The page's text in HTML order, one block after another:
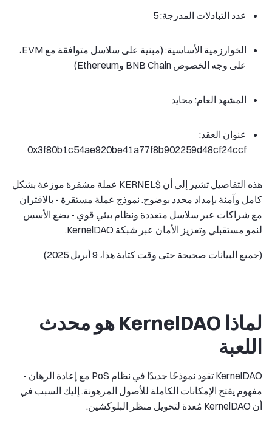
عدد التبادلات المدرجة: 5
الخوارزمية الأساسية: (مبنية على سلاسل متوافقة مع EVM،
على وجه الخصوص BNB Chain وEthereum)
المشهد العام: محايد
عنوان العقد:
0x3f80b1c54ae920be41a77f8b902259d48cf24ccf
هذه التفاصيل تشير إلى أن $KERNEL عملة مشفرة موزعة بشكل
كامل وآمنة بإمداد محدد بوضوح. نموذج عملة مستقرة - بالاقتران
مع شراكات عبر سلاسل متعددة ونظام بيئي قوي - يضع الأسس
لنمو مستقبلي وتعزيز الأمان عبر شبكة KernelDAO.
(جميع البيانات صحيحة حتى وقت كتابة هذا، 9 أبريل 2025)
لماذا KernelDAO هو محدث
اللعبة
KernelDAO تقود نموذجًا جديدًا في نظام PoS مع إعادة الرهان -
مفهوم يفتح الإمكانات الكاملة للأصول المرهونة. إليك السبب في
أن KernelDAO مُعدة لتحويل منظر البلوكشين.